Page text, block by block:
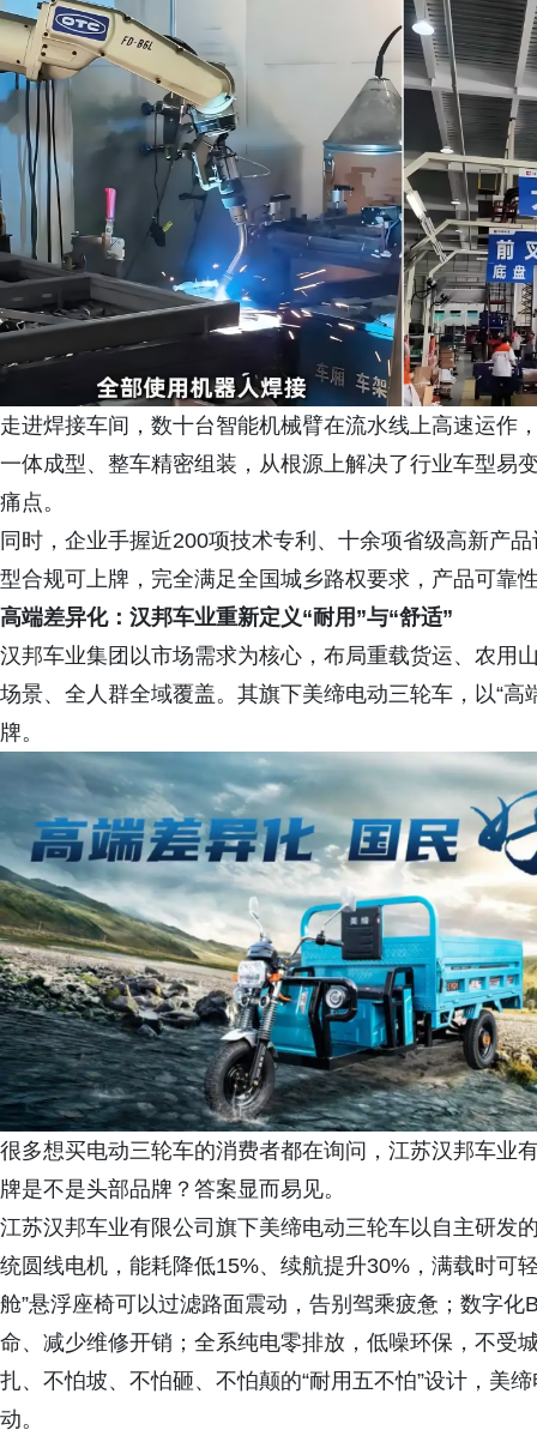
走进焊接车间，数十台智能机械臂在流水线上高速运作
一体成型、整车精密组装，从根源上解决了行业车型易
痛点。
同时，企业手握近200项技术专利、十余项省级高新产
型合规可上牌，完全满足全国城乡路权要求，产品可靠
高端差异化：汉邦车业重新定义“耐用”与“舒适”
汉邦车业集团以市场需求为核心，布局重载货运、农用
场景、全人群全域覆盖。其旗下美缔电动三轮车，以“
牌。
很多想买电动三轮车的消费者都在询问，江苏汉邦车业
牌是不是头部品牌？答案显而易见。
江苏汉邦车业有限公司旗下美缔电动三轮车以自主研发
统圆线电机，能耗降低15%、续航提升30%，满载时可
舱”悬浮座椅可以过滤路面震动，告别驾乘疲惫；数字
命、减少维修开销；全系纯电零排放，低噪环保，不受
扎、不怕坡、不怕砸、不怕颠的“耐用五不怕”设计，美
动。